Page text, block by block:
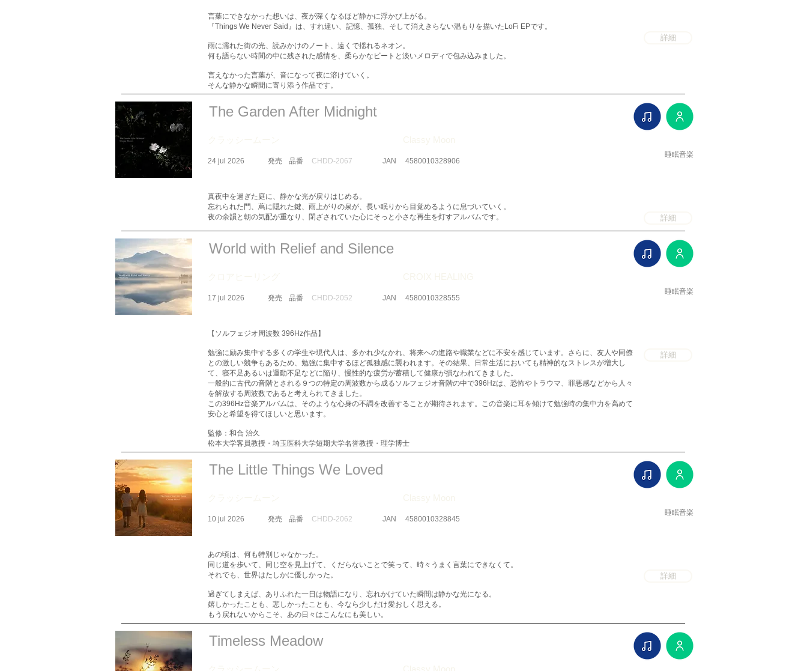
言葉にできなかった想いは、夜が深くなるほど静かに浮かび上がる。
『Things We Never Said』は、すれ違い、記憶、孤独、そして消えきらない温もりを描いたLoFi EPです。
雨に濡れた街の光、読みかけのノート、遠くで揺れるネオン。
何も語らない時間の中に残された感情を、柔らかなビートと淡いメロディで包み込みました。
言えなかった言葉が、音になって夜に溶けていく。
そんな静かな瞬間に寄り添う作品です。
詳細
The Garden After Midnight
24 jul 2026 ​発売 品番 CHDD-2067 JAN 4580010328906
睡眠音楽
真夜中を過ぎた庭に、静かな光が戻りはじめる。
忘れられた門、蔦に隠れた鍵、雨上がりの泉が、長い眠りから目覚めるように息づいていく。
夜の余韻と朝の気配が重なり、閉ざされていた心にそっと小さな再生を灯すアルバムです。
詳細
World with Relief and Silence
17 jul 2026 ​発売 品番 CHDD-2052 JAN 4580010328555
睡眠音楽
【ソルフェジオ周波数 396Hz作品】
勉強に励み集中する多くの学生や現代人は、多かれ少なかれ、将来への進路や職業などに不安を感じています。さらに、友人や同僚
との激しい競争もあるため、勉強に集中するほど孤独感に襲われます。その結果、日常生活においても精神的なストレスが増大し
て、寝不足あるいは運動不足などに陥り、慢性的な疲労が蓄積して健康が損なわれてきました。
一般的に古代の音階とされる９つの特定の周波数から成るソルフェジオ音階の中で396Hzは、恐怖やトラウマ、罪悪感などから人々
を解放する周波数であると考えられてきました。
この396Hz音楽アルバムは、そのような心身の不調を改善することが期待されます。この音楽に耳を傾けて勉強時の集中力を高めて
安心と希望を得てほしいと思います。
監修：和合 治久
松本大学客員教授・埼玉医科大学短期大学名誉教授・理学博士
詳細
The Little Things We Loved
10 jul 2026 ​発売 品番 CHDD-2062 JAN 4580010328845
睡眠音楽
あの頃は、何も特別じゃなかった。
同じ道を歩いて、同じ空を見上げて、くだらないことで笑って、時々うまく言葉にできなくて。
それでも、世界はたしかに優しかった。
過ぎてしまえば、ありふれた一日は物語になり、忘れかけていた瞬間は静かな光になる。
嬉しかったことも、悲しかったことも、今なら少しだけ愛おしく思える。
もう戻れないからこそ、あの日々はこんなにも美しい。
詳細
Timeless Meadow